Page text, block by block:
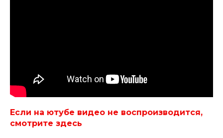
Если на ютубе видео не воспроизводится,
смотрите здесь